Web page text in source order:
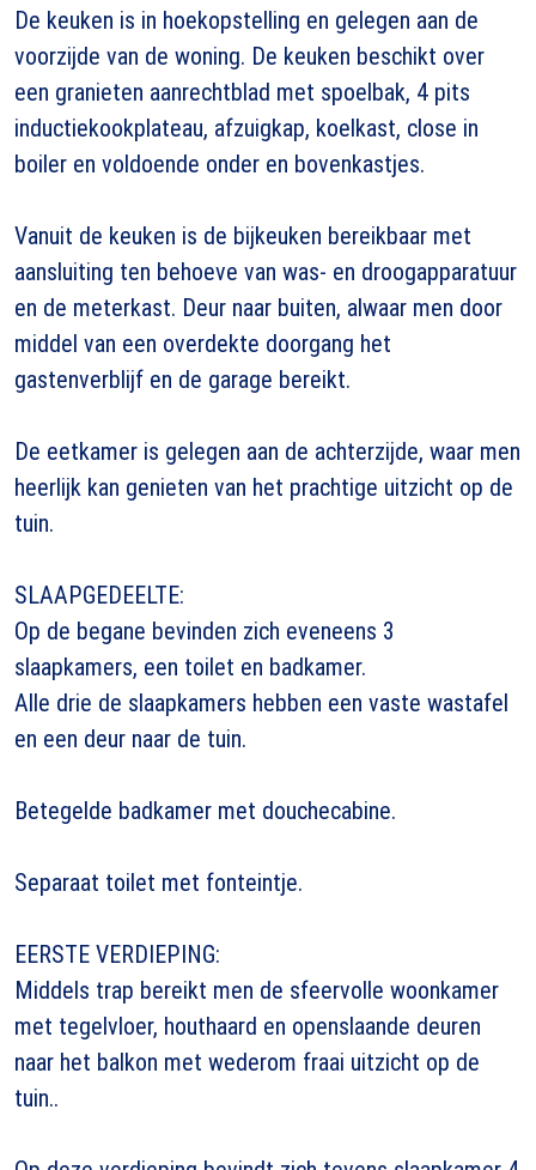
De keuken is in hoekopstelling en gelegen aan de
voorzijde van de woning. De keuken beschikt over
een granieten aanrechtblad met spoelbak, 4 pits
inductiekookplateau, afzuigkap, koelkast, close in
boiler en voldoende onder en bovenkastjes.
Vanuit de keuken is de bijkeuken bereikbaar met
aansluiting ten behoeve van was- en droogapparatuur
en de meterkast. Deur naar buiten, alwaar men door
middel van een overdekte doorgang het
gastenverblijf en de garage bereikt.
De eetkamer is gelegen aan de achterzijde, waar men
heerlijk kan genieten van het prachtige uitzicht op de
tuin.
SLAAPGEDEELTE:
Op de begane bevinden zich eveneens 3
slaapkamers, een toilet en badkamer.
Alle drie de slaapkamers hebben een vaste wastafel
en een deur naar de tuin.
Betegelde badkamer met douchecabine.
Separaat toilet met fonteintje.
EERSTE VERDIEPING:
Middels trap bereikt men de sfeervolle woonkamer
met tegelvloer, houthaard en openslaande deuren
naar het balkon met wederom fraai uitzicht op de
tuin..